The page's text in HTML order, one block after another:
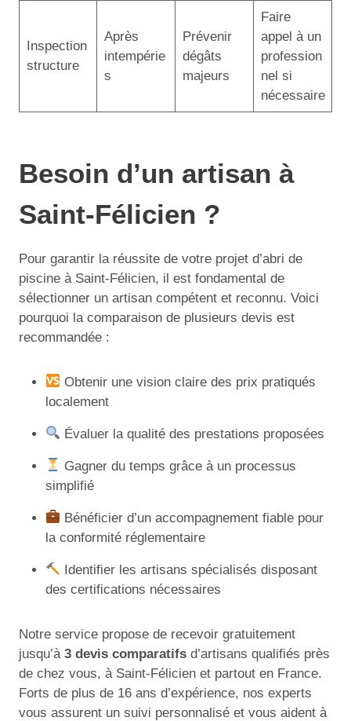
Inspection
structure
Après
intempérie
s
Prévenir
dégâts
majeurs
Faire
appel à un
profession
nel si
nécessaire
Besoin d’un artisan à
Saint-Félicien ?
Pour garantir la réussite de votre projet d’abri de
piscine à Saint-Félicien, il est fondamental de
sélectionner un artisan compétent et reconnu. Voici
pourquoi la comparaison de plusieurs devis est
recommandée :
Obtenir une vision claire des prix pratiqués
localement
Évaluer la qualité des prestations proposées
Gagner du temps grâce à un processus
simplifié
Bénéficier d’un accompagnement fiable pour
la conformité réglementaire
Identifier les artisans spécialisés disposant
des certifications nécessaires
Notre service propose de recevoir gratuitement
jusqu’à 3 devis comparatifs d’artisans qualifiés près
de chez vous, à Saint-Félicien et partout en France.
Forts de plus de 16 ans d’expérience, nos experts
vous assurent un suivi personnalisé et vous aident à